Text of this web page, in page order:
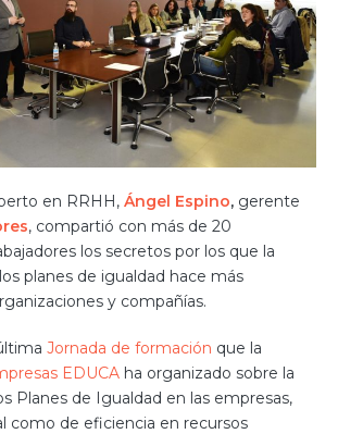
en RRHH, Ángel Espino, gerente
, compartió con más de 20
los secretos por los que la
planes de igualdad hace más
y compañías.
Jornada de formación que la
EDUCA ha organizado sobre la
Planes de Igualdad en las empresas,
como de eficiencia en recursos